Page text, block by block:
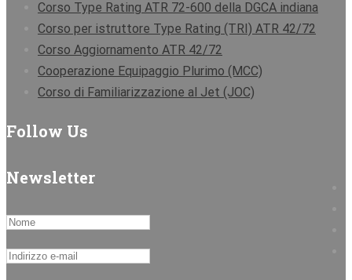
Corso Type Rating ATR 72-600 della DGCA indiana
Corso per istruttore Type Rating (TRI) ATR 42/72
Corso Aggiornamento ATR 42/72
Cooperazione Equipaggio Plurimo (MCC)
Corso di Familiarizzazione al Jet (JOC)
Follow Us
Newsletter